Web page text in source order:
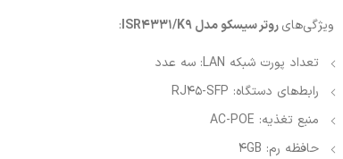
ویژگی‌هایروتر سیسکو مدل ISR4331/K9
:
تعداد پورت شبکه LAN: سه عدد
رابط‌های دستگاه: RJ45-SFP
منبع تغذیه: AC-POE
حافظه رم: 4GB